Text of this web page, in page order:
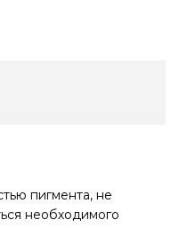
пигмента, не
необходимого